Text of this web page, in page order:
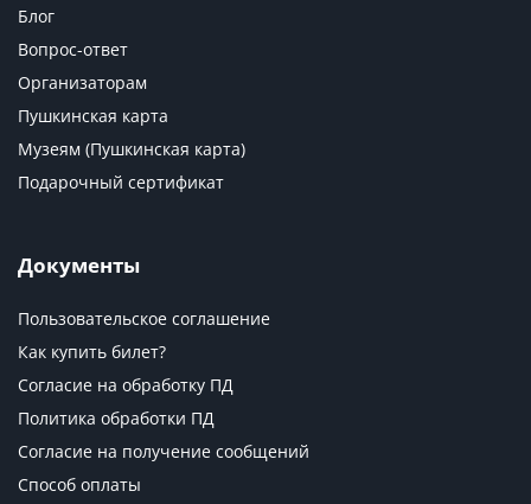
Блог
Вопрос-ответ
Организаторам
Пушкинская карта
Музеям (Пушкинская карта)
Подарочный сертификат
Документы
Пользовательское соглашение
Как купить билет?
Согласие на обработку ПД
Политика обработки ПД
Согласие на получение сообщений
Способ оплаты